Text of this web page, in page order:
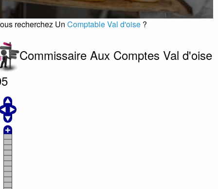
recherchez Un Comptable Val d'oise ?
Commissaire Aux Comptes Val d'oise